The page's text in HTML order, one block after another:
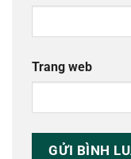
Trang web